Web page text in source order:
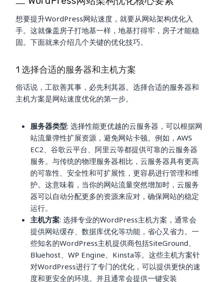
想要提升WordPress网站速度，就要从网站架构优化入
手。这就像盖房子打地基一样，地基打得牢，房子才能稳
固。下面就来介绍几个关键的优化技巧。
1 选择合适的服务器和主机方案
俗话说，工欲善其事，必先利其器。选择合适的服务器和
主机方案是网站速度优化的第一步。
服务器类型: 选择性能更优越的云服务器，可以根据网
站流量弹性扩展资源，避免网站卡顿。例如，AWS
EC2、谷歌云平台、阿里云等都提供可靠的云服务器
服务。与传统的物理服务器相比，云服务器具有更高
的可靠性、安全性和可扩展性，更容易进行管理和维
护。这意味着，当你的网站流量突然增加时，云服务
器可以自动分配更多的资源来应对，确保网站的稳定
运行。
主机方案: 选择专业的WordPress主机方案，通常会
提供网站缓存、数据库优化等功能，省心又省力。一
些知名的WordPress主机提供商包括SiteGround、
Bluehost、WP Engine、Kinsta等。这些主机方案针
对WordPress进行了专门的优化，可以提供更快的速
度和更安全的环境。并且通常会提供一键安装